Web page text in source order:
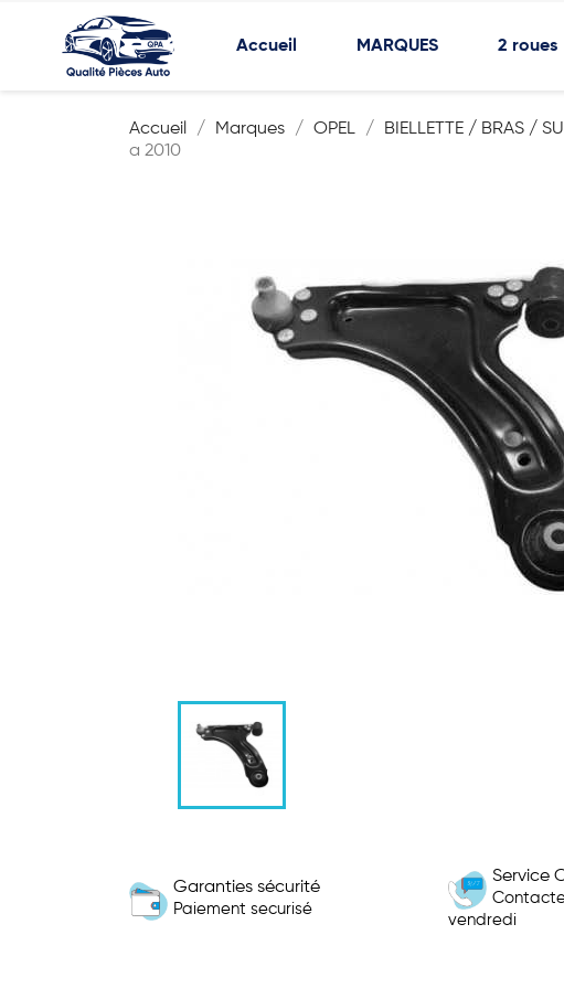
Accueil MARQUES 2 roues
Accueil Marques OPEL BIELLETTE / BRAS /
a 2010
Garanties sécurité
Paiement securisé
Service
vendredi